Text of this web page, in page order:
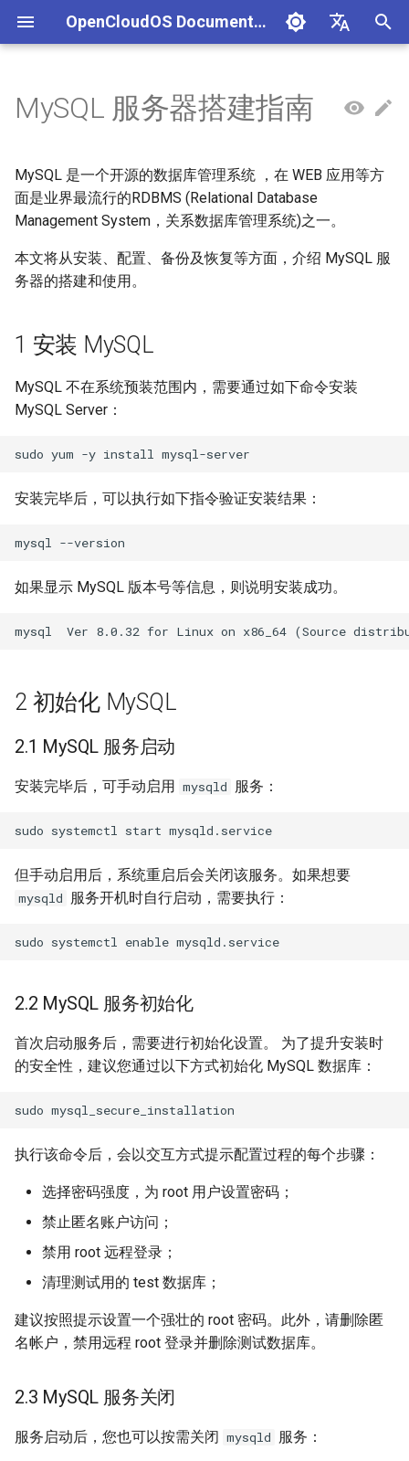
OpenCloudOS Documentation
English
i
a
l
i
n
s
e
c
组织架构
社区准则
社区SIG
SIG总览
镜像源地址
OpenCloudOS 版本介绍
OpenCloudOS v8.8发行说明
OpenCloudOS v8.6发行说明
OpenCloudOS v9.0发行说明
OpenCloudOS v9.4发行说明
OpenCloudOS v9.6发行说明
说明
OpenCloudOS Stream 23
OCS23 Loongarch64 版本
行说明
快速入门
基础配置
系统管理
内核更新
安全加固
存储管理
文件系统
逻辑卷管理
可用的存储选项
网络使用指南
导入镜像到华为云
使用Anaconda_ISO镜像安装
使用虚拟机镜像安装
使用容器镜像安装
桌面安装
UEFI引导启动项管理
initramfs制作
本地化管理
用户管理
软件包管理
日志管理
systemd工具使用及服务
dbus机制和使用
udev机制和使用
资源控制管理
cgroup使用
网络配置指南
网络诊断指南
OpenSSH使用指南
DHCP服务配置指南
邮件服务使用指南
磁盘和分区管理
文件系统管理
逻辑卷管理
RAID 管理
GCC开发指南
LLVM/Clang
GO开发指南
RUST开发指南
Perl开发指南
Java开发指南
ftrace
perf使用指南
eBPF及工具bcc和bpftrace
容器用户指南
虚拟化用户指南
OpenStack Wallaby 版本部署
OpenStack Zed 版本部署指南
导入镜像到阿里云
1 安装 MySQL
2 初始化 MySQL
2.1 MySQL 服务启动
2.2 MySQL 服务初始化
3 配置 MySQL
4 使用 MySQL
5 备份和恢复
5.1 mysqldump 逻辑备份
5.1.1 mysqldump 工具备
复
6.2 创建复制用户并授权
6.3 配置从服务器
6.4 启动从服务器复制
6.5 验证复制状态
7 附录
AI镜像概述
AI镜像列表
AI应用实践 vLLM大模型部署指南
SGLang大模型部署指南
PyTorch大模型部署指南
TensorFlow大模型部署指
南
模型部署指南
Youtu-agent大模型部署指
Browser-use部署指南
GPU部署实践
NVIDIA环境
AMD环境
海光环境
沐曦环境
Adaptation Process
软件兼容性测试指标
硬件兼容性测试指标
Adaptation Lists
Hardware Adaptation
Commercial Software
Adaptation
OpenSouce Software
Adaptation
CentOS停服背景与应对方案
CentOS8迁移到
OpenCloudOS8
OpenCloudOS8
OpenCloudOS9
安全事件处置说明
镜像签名验证指南
漏洞数据API文档
一、项目管理
二、用例管理
编写用例
提取用例
导入用例
用例集
三、执行环境
新增节点
新增集群
四、任务管理
创建任务
执行任务
贡献须知
如何参与文档贡献
文档库贡献指南
Documentation format
如何参与代码贡献
OpenCloudOS Stream
OpenCloudOS
Kernel Development Guide
系统开发文档
MySQL 服务器搭建指南
MySQL 是一个开源的数据库管理系统 ，在 WEB 应用等方
面是业界最流行的RDBMS (Relational Database
Management System，关系数据库管理系统)之一。
本文将从安装、配置、备份及恢复等方面，介绍 MySQL 服
务器的搭建和使用。
1 安装 MySQL
MySQL 不在系统预装范围内，需要通过如下命令安装
MySQL Server：
sudo yum -y install
安装完毕后，可以执行如下指令验证安装结果：
如果显示 MySQL 版本号等信息，则说明安装成功。
2 初始化 MySQL
2.1 MySQL 服务启动
安装完毕后，可手动启用 mysqld 服务：
但手动启用后，系统重启后会关闭该服务。如果想要
mysqld 服务开机时自行启动，需要执行：
2.2 MySQL 服务初始化
首次启动服务后，需要进行初始化设置。 为了提升安装时
的安全性，建议您通过以下方式初始化 MySQL 数据库：
执行该命令后，会以交互方式提示配置过程的每个步骤：
选择密码强度，为 root 用户设置密码；
禁止匿名账户访问；
禁用 root 远程登录；
清理测试用的 test 数据库；
建议按照提示设置一个强壮的 root 密码。此外，请删除匿
名帐户，禁用远程 root 登录并删除测试数据库。
2.3 MySQL 服务关闭
服务启动后，您也可以按需关闭 mysqld 服务：